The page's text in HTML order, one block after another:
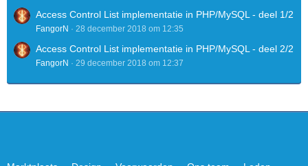
Access Control List implementatie in PHP/MySQL - deel 1/2
FangorN 28 december 2018 om 12:35
Access Control List implementatie in PHP/MySQL - deel 2/2
FangorN 29 december 2018 om 12:37